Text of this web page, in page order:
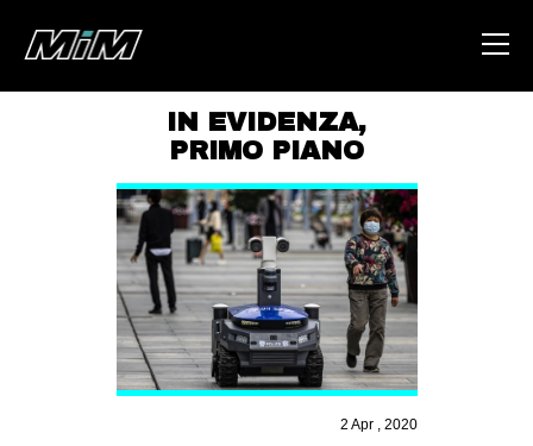
HOME
ABOUT
AREA
DEGENERAZIONE
GAZA FREESTYLE
CSOA LAMBRETTA
IN EVIDENZA,
PRIMO PIANO
2 Apr , 2020